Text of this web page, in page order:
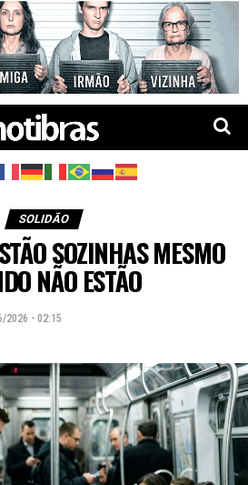
SOLIDÃO
SOZINHAS MESMO
NÃO ESTÃO
2026 - 02:15